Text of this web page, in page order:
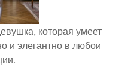
которая умеет
и элегантно в любои